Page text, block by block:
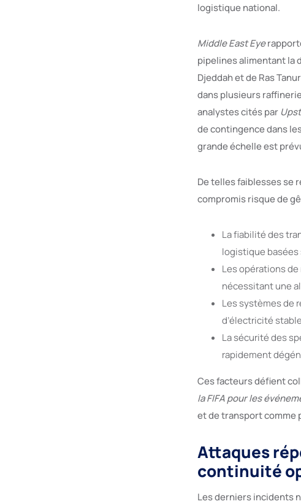
logistique national.
Middle East Eye
pipelines alimentant la
Djeddah et de Ras
dans plusieurs
analystes cités par
de contingence dans
grande échelle est
De telles faiblesses se
compromis risque de
La fiabilité des
logistique basées
Les opérations
nécessitant une
Les systèmes de
d’électricité
La sécurité des
rapidement
Ces facteurs défient
la FIFA pour les
et de transport comme
Attaques
continuité
Les derniers incidents